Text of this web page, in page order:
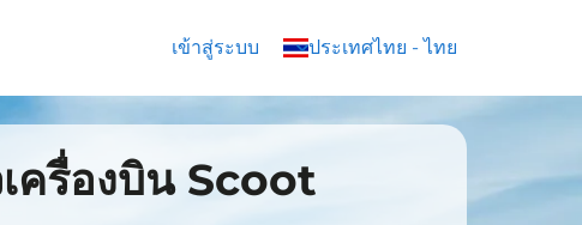
เข้าสู่ระบบ ประเทศไทย - ไทย
keyboard_arrow_down
ครื่องบิน Scoot